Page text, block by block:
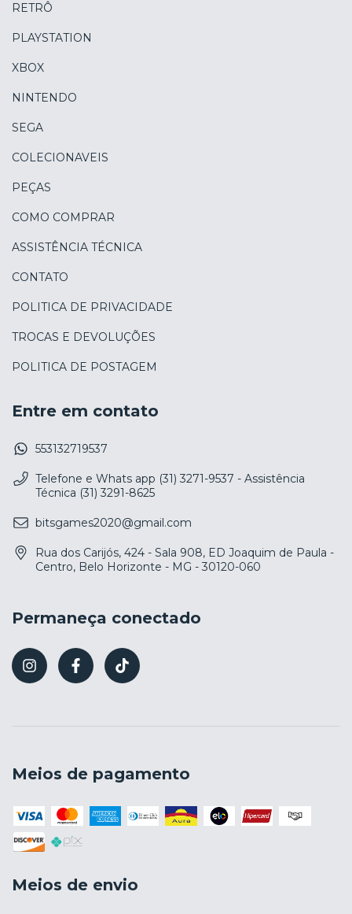
RETRÔ
PLAYSTATION
XBOX
NINTENDO
SEGA
COLECIONAVEIS
PEÇAS
COMO COMPRAR
ASSISTÊNCIA TÉCNICA
CONTATO
POLITICA DE PRIVACIDADE
TROCAS E DEVOLUÇÕES
POLITICA DE POSTAGEM
Entre em contato
553132719537
Telefone e Whats app (31) 3271-9537 - Assistência
Técnica (31) 3291-8625
bitsgames2020@gmail.com
Rua dos Carijós, 424 - Sala 908, ED Joaquim de Paula -
Centro, Belo Horizonte - MG - 30120-060
Permaneça conectado
Meios de pagamento
Meios de envio